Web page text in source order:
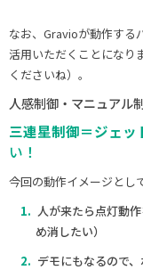
なお、Gravioが動作する
活用いただくことになり
くださいね）。
人感制御・マニュアル
三連星制御＝ジェ
い！
今回の動作イメージとし
人が来たら点灯動
め消したい）
デモにもなるので